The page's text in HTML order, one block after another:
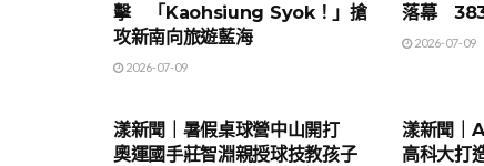
擊 「Kaohsiung Syok！」搶
攻新南向旅遊藍海
2026-07-09
落幕 383
2026-07-09
漾新聞｜暑假桌球營中山開打
奧運國手莊智淵親授球技教孩子
漾新聞｜
高科大打